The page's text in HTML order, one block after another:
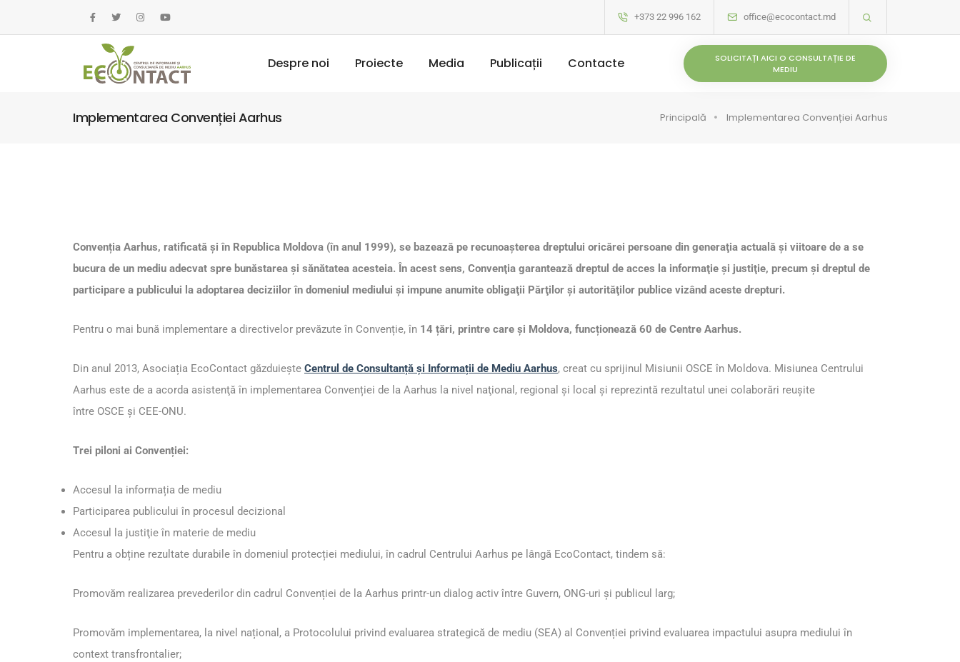
+373 22 996 162 office@ecocontact.md
Despre noi Proiecte Media Publicații Contacte
SOLICITAȚI AICI O CONSULTAȚIE DE
MEDIU
Implementarea Convenției Aarhus Principală Implementarea Convenției Aarhus
Convenția Aarhus, ratificată și în Republica Moldova (în anul 1999), se bazează pe recunoașterea dreptului oricărei persoane din generaţia actuală şi viitoare de a se
bucura de un mediu adecvat spre bunăstarea şi sănătatea acesteia. În acest sens, Convenţia garantează dreptul de acces la informaţie și justiţie, precum și dreptul de
participare a publicului la adoptarea deciziilor în domeniul mediului şi impune anumite obligaţii Părţilor şi autorităţilor publice vizând aceste drepturi.
Pentru o mai bună implementare a directivelor prevăzute în Convenție, în 14 țări, printre care și Moldova, funcționează 60 de Centre Aarhus.
Din anul 2013, Asociația EcoContact găzduiește Centrul de Consultanță și Informații de Mediu Aarhus, creat cu sprijinul Misiunii OSCE în Moldova. Misiunea Centrului
Aarhus este de a acorda asistenţă în implementarea Convenției de la Aarhus la nivel naţional, regional şi local şi reprezintă rezultatul unei colaborări reușite
între OSCE şi CEE-ONU.
Trei piloni ai Convenției:
Accesul la informația de mediu
Participarea publicului în procesul decizional
Accesul la justiţie în materie de mediu
Pentru a obține rezultate durabile în domeniul protecției mediului, în cadrul Centrului Aarhus pe lângă EcoContact, tindem să:
Promovăm realizarea prevederilor din cadrul Convenției de la Aarhus printr-un dialog activ între Guvern, ONG-uri și publicul larg;
Promovăm implementarea, la nivel național, a Protocolului privind evaluarea strategică de mediu (SEA) al Convenției privind evaluarea impactului asupra mediului în
context transfrontalier;